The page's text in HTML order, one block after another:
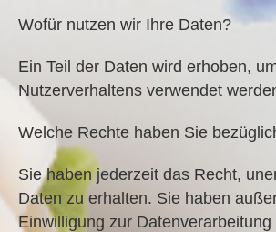
Wofür nutzen wir Ihre Daten?
Ein Teil der Daten wird erhoben,
Nutzerverhaltens verwendet
Welche Rechte haben Sie
Sie haben jederzeit das Recht,
Daten zu erhalten. Sie haben
Einwilligung zur